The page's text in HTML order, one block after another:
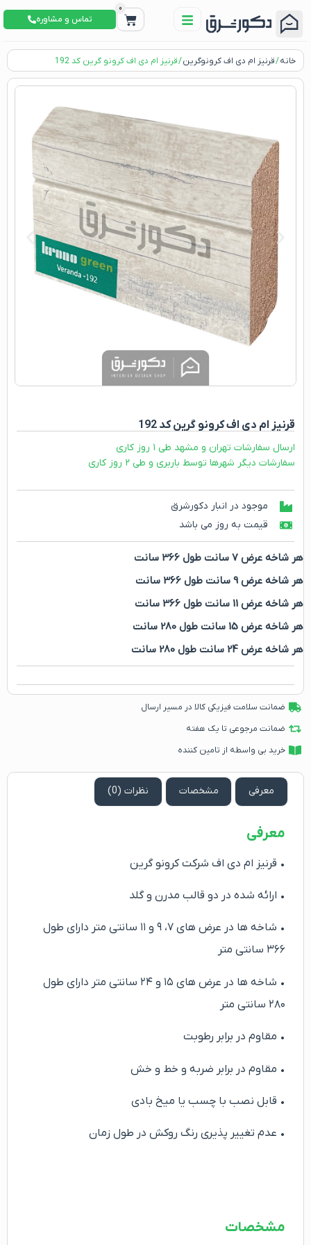
0
تماس و مشاوره
خانه/قرنیز ام دی اف کرونوگرین/ قرنیز ام دی اف کرونو گرین کد 192
قرنیز ام دی اف کرونو گرین کد 192
ارسال سفارشات تهران و مشهد طی ۱ روز کاری
سفارشات دیگر شهرها توسط باربری و طی ۲ روز کاری
موجود در انبار دکورشرق
قیمت به روز می باشد
هر شاخه عرض 7 سانت طول 366 سانت
هر شاخه عرض 9 سانت طول 366 سانت
هر شاخه عرض 11 سانت طول 366 سانت
هر شاخه عرض 15 سانت طول 280 سانت
هر شاخه عرض 24 سانت طول 280 سانت
ضمانت سلامت فیزیکی کالا در مسیر ارسال
ضمانت مرجوعی تا یک هفته
خرید بی واسطه از تامین کننده
معرفی مشخصات نظرات (0)
معرفی
• قرنیز ام دی اف شرکت کرونو گرین
• ارائه شده در دو قالب مدرن و گلد
• شاخه ها در عرض های ۷، ۹ و ۱۱ سانتی متر دارای طول
۳۶۶ سانتی متر
• شاخه ها در عرض های ۱۵ و ۲۴ سانتی متر دارای طول
۲۸۰ سانتی متر
• مقاوم در برابر رطوبت
• مقاوم در برابر ضربه و خط و خش
• قابل نصب با چسب یا میخ بادی
• عدم تغییر پذیری رنگ روکش در طول زمان
مشخصات